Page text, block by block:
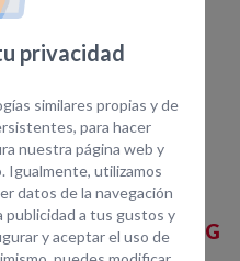
unipersonales,
unipersonales,
fáciles de maniobrar,
que requieren
Opein, ofrecemos
eléctricas y
comoGenie, JLG
privacidad
similares propias y de
para hacer
nuestra página web y
Igualmente, utilizamos
datos de la navegación
publicidad a tus gustos y
y aceptar el uso de